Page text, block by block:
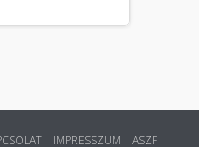
IMPRESSZUM ASZF